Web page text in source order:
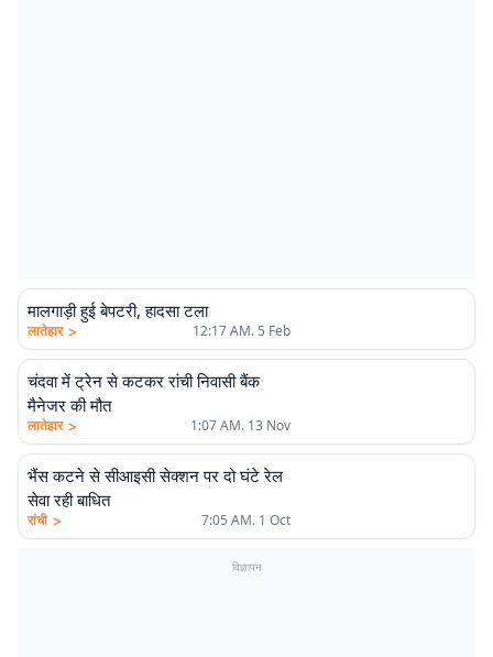
मालगाड़ी हुई बेपटरी, हादसा टला
लातेहार > 12:17 AM. 5 Feb
चंदवा में ट्रेन से कटकर रांची निवासी बैंक
मैनेजर की मौत
लातेहार > 1:07 AM. 13 Nov
भैंस कटने से सीआइसी सेक्शन पर दो घंटे रेल
सेवा रही बाधित
रांची > 7:05 AM. 1 Oct
विज्ञापन